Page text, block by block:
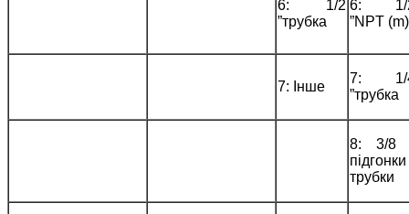
6: 1/2
”трубка
6: 1/
”NPT (m)
7: Інше
7: 1/
”трубка
8: 3/8
підгонки
трубки